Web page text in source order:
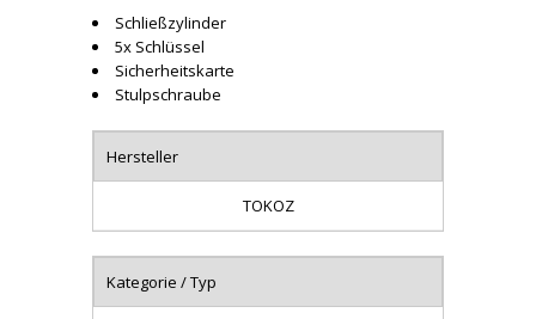
Schließzylinder
5x Schlüssel
Sicherheitskarte
Stulpschraube
Hersteller
TOKOZ
Kategorie / Typ